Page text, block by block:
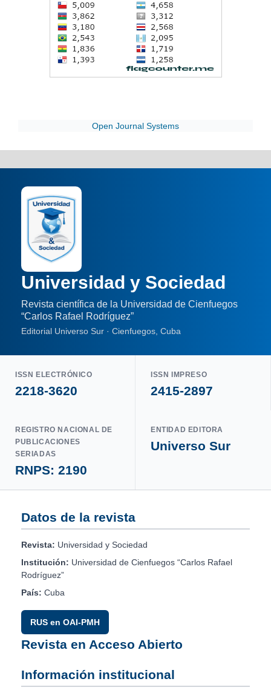
Open Journal Systems
Universidad y Sociedad
Revista científica de la Universidad de Cienfuegos
“Carlos Rafael Rodríguez”
Editorial Universo Sur · Cienfuegos, Cuba
ISSN ELECTRÓNICO
2218-3620
ISSN IMPRESO
2415-2897
REGISTRO NACIONAL DE
PUBLICACIONES
SERIADAS
RNPS: 2190
ENTIDAD EDITORA
Universo Sur
Datos de la revista
Revista: Universidad y Sociedad
Institución: Universidad de Cienfuegos “Carlos Rafael
Rodríguez”
País: Cuba
RUS en OAI-PMH
Revista en Acceso Abierto
Información institucional